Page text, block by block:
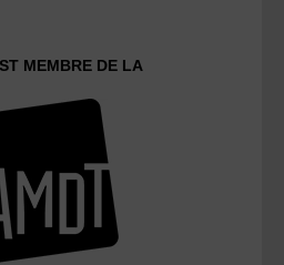
MEMBRE DE LA